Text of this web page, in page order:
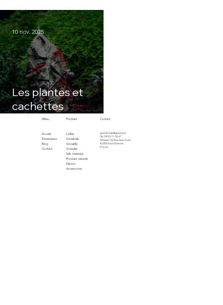
Les plantes et
cachettes
préférées des
crevettes : créer un
bac accueillant et
10 nov. 2025
Menu
Accueil
Revendeurs
Blog
Contact
Produits
Lollies
Gioiaballs
Gioiajelly
Granulés
Sels minéraux
Produits naturels
Décors
Accessoires
gioiashrimp@gmail.com
Tel : 09 55 71 35 47
Adresse : 42 Rue Jean Huss
42000 Saint Etienne
France
Contact